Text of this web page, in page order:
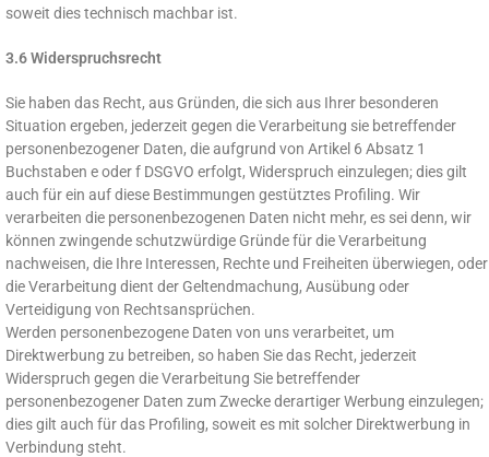
soweit dies technisch machbar ist.
3.6 Widerspruchsrecht
Sie haben das Recht, aus Gründen, die sich aus Ihrer besonderen
Situation ergeben, jederzeit gegen die Verarbeitung sie betreffender
personenbezogener Daten, die aufgrund von Artikel 6 Absatz 1
Buchstaben e oder f DSGVO erfolgt, Widerspruch einzulegen; dies gilt
auch für ein auf diese Bestimmungen gestütztes Profiling. Wir
verarbeiten die personenbezogenen Daten nicht mehr, es sei denn, wir
können zwingende schutzwürdige Gründe für die Verarbeitung
nachweisen, die Ihre Interessen, Rechte und Freiheiten überwiegen, oder
die Verarbeitung dient der Geltendmachung, Ausübung oder
Verteidigung von Rechtsansprüchen.
Werden personenbezogene Daten von uns verarbeitet, um
Direktwerbung zu betreiben, so haben Sie das Recht, jederzeit
Widerspruch gegen die Verarbeitung Sie betreffender
personenbezogener Daten zum Zwecke derartiger Werbung einzulegen;
dies gilt auch für das Profiling, soweit es mit solcher Direktwerbung in
Verbindung steht.